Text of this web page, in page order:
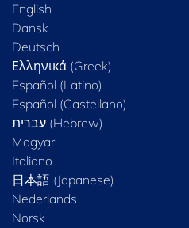
English
Dansk
Deutsch
Ελληνικά (Greek)
Español (Latino)
Español (Castellano)
Magyar
Italiano
日本語 (Japanese)
Nederlands
Norsk